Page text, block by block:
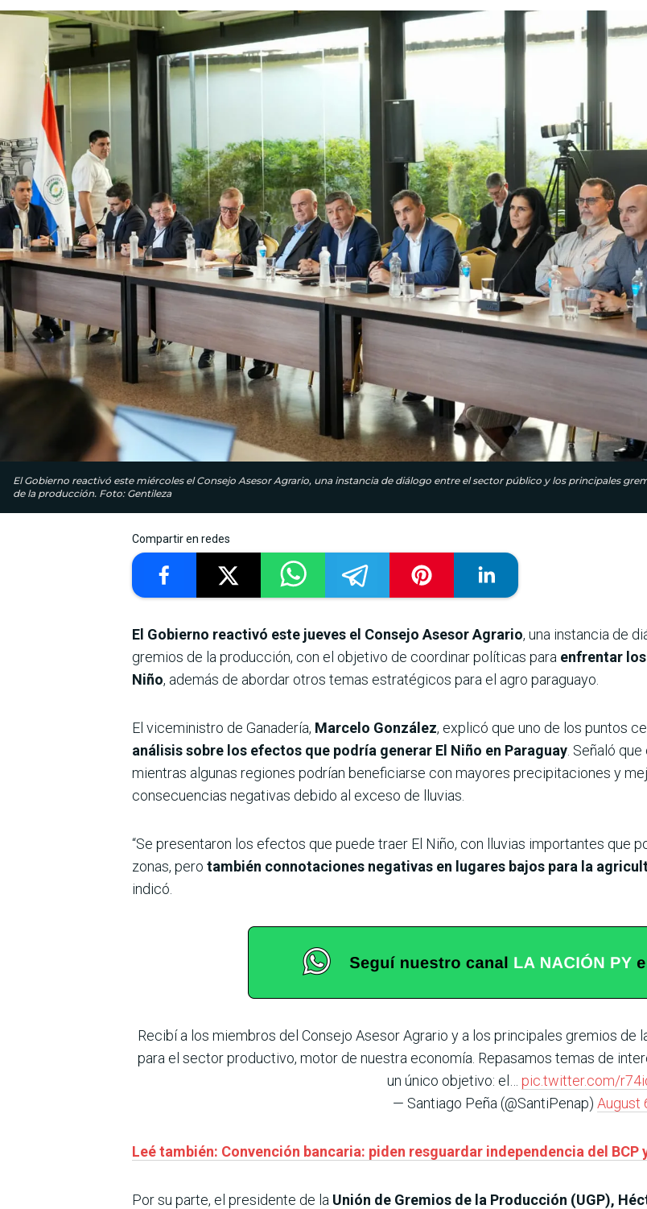
El Gobierno reactivó este miércoles el Consejo Asesor Agrario, una instancia de diálogo entre el sector público y los principales
de la producción. Foto: Gentileza
Compartir en redes
El Gobierno reactivó este jueves el Consejo Asesor Agrario, una instancia de
gremios de la producción, con el objetivo de coordinar políticas para enfrentar
Niño, además de abordar otros temas estratégicos para el agro paraguayo.
El viceministro de Ganadería, Marcelo González, explicó que uno de los puntos
análisis sobre los efectos que podría generar El Niño en Paraguay . Señaló
mientras algunas regiones podrían beneficiarse con mayores precipitaciones y
consecuencias negativas debido al exceso de lluvias.
“Se presentaron los efectos que puede traer El Niño, con lluvias importantes que
zonas, pero también connotaciones negativas en lugares bajos para la
indicó.
Recibí a los miembros del Consejo Asesor Agrario y a los principales gremios
para el sector productivo, motor de nuestra economía. Repasamos temas de
un único objetivo: el… pic.twitter.com/
— Santiago Peña (@SantiPenap) August
Leé también: Convención bancaria: piden resguardar independencia del
Por su parte, el presidente de la Unión de Gremios de la Producción (UGP),